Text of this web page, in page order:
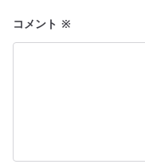
ン
コメント ※